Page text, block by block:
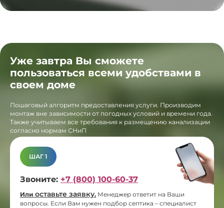
Уже завтра Вы сможете
пользоваться всеми удобствами в
своем доме
Пошаговый алгоритм предоставления услуги. Производим
монтаж вне зависимости от погодных условий и времени года.
Также учитываем все требования к размещению канализации
согласно нормам СНиП
ШАГ 1
Звоните: +7 (800) 100-60-37
Или оставьте заявку. Менеджер ответит на Ваши
вопросы. Если Вам нужен подбор септика – специалист